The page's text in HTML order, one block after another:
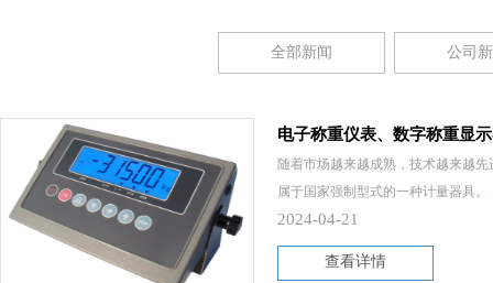
全部新闻 公司
电子称重仪表、数字称重显
随着市场越来越成熟，技术越来越
属于国家强制型式的一种计量器具
2024-04-21
查看详情